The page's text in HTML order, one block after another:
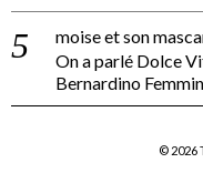
moise et son
On a parlé Dolce
Bernardino
© 2026